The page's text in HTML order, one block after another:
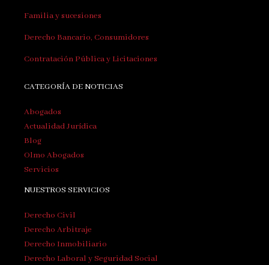
Familia y sucesiones
Derecho Bancario, Consumidores
Contratación Pública y Licitaciones
CATEGORÍA DE NOTICIAS
Abogados
Actualidad Jurídica
Blog
Olmo Abogados
Servicios
NUESTROS SERVICIOS
Derecho Civil
Derecho Arbitraje
Derecho Inmobiliario
Derecho Laboral y Seguridad Social